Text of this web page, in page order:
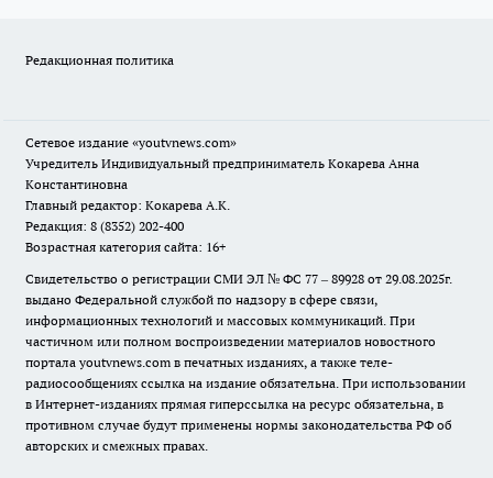
Редакционная политика
Сетевое издание «youtvnews.com»
Учредитель Индивидуальный предприниматель Кокарева Анна
Константиновна
Главный редактор: Кокарева А.К.
Редакция: 8 (8352) 202-400
Возрастная категория сайта: 16+
Свидетельство о регистрации СМИ ЭЛ № ФС 77 – 89928 от 29.08.2025г.
выдано Федеральной службой по надзору в сфере связи,
информационных технологий и массовых коммуникаций. При
частичном или полном воспроизведении материалов новостного
портала youtvnews.com в печатных изданиях, а также теле-
радиосообщениях ссылка на издание обязательна. При использовании
в Интернет-изданиях прямая гиперссылка на ресурс обязательна, в
противном случае будут применены нормы законодательства РФ об
авторских и смежных правах.